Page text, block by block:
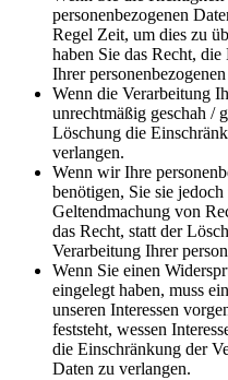
personenbezogenen
Regel Zeit, um dies zu
haben Sie das Recht,
Ihrer
Wenn die Verarbeitung
unrechtmäßig geschah /
Löschung die
verlangen.
Wenn wir Ihre
benötigen, Sie sie
Geltendmachung von
das Recht, statt der
Verarbeitung Ihrer
Wenn Sie einen
eingelegt haben, muss
unseren Interessen
feststeht, wessen
die Einschränkung der
Daten zu verlangen.